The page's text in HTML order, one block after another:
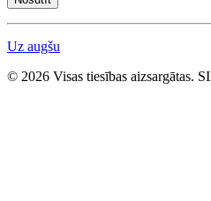
Uz augšu
© 2026 Visas tiesības aizsargātas.